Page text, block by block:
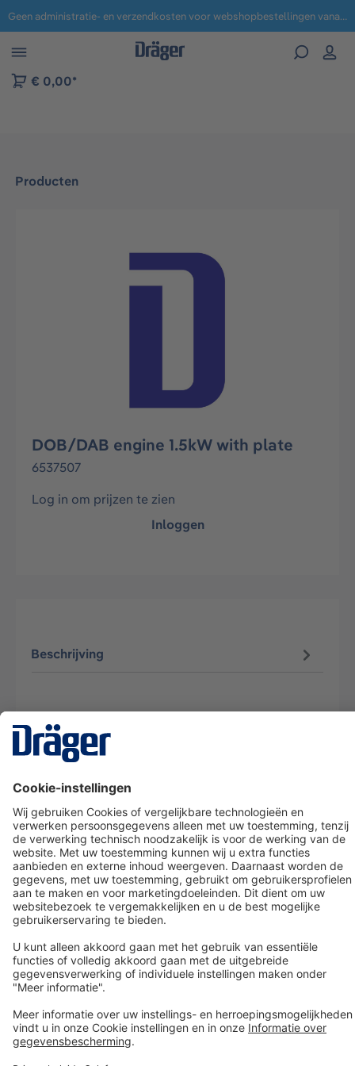
naar navigatie B2B-platform Geen administratie- en verzendkosten voor webshopbestellingen vanaf € 100,-.
€ 0,00*
Producten
Afbeeldingengalerij overslaan
DOB/DAB engine 1.5kW with plate
6537507
Log in om prijzen te zien
Inloggen
Beschrijving
Dräger klantenservice
Over Dräger
Bestellen in onze webshop
Community